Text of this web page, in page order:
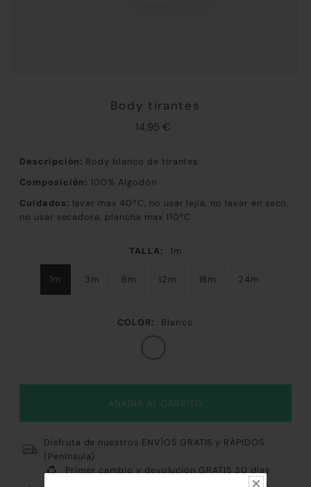
Body tirantes
14,95 €
Descripción: Body blanco de tirantes
Composición: 100% Algodón
Cuidados: lavar max 40ºC, no usar lejía, no lavar en seco,
no usar secadora, plancha max 110ºC
TALLA: 1m
1m 3m 6m 12m 18m 24m
COLOR: Blanco
Disfruta de nuestros ENVÍOS GRATIS y RÁPIDOS
(Península)
Primer cambio y devolución GRATIS 30 días
Pago 100% Fácil y Seguro: Tarjeta, Paypal, Bizum,